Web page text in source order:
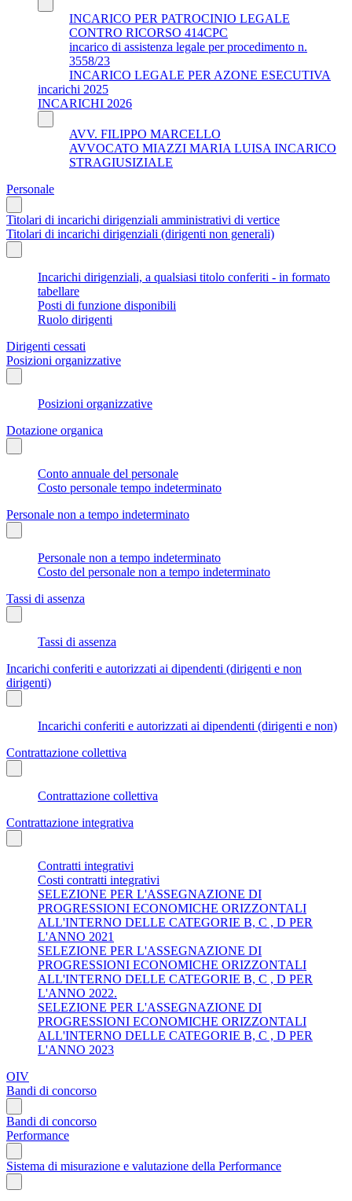
INCARICO PER PATROCINIO LEGALE
CONTRO RICORSO 414CPC
incarico di assistenza legale per procedimento n.
3558/23
INCARICO LEGALE PER AZONE ESECUTIVA
incarichi 2025
INCARICHI 2026
AVV. FILIPPO MARCELLO
AVVOCATO MIAZZI MARIA LUISA INCARICO
STRAGIUSIZIALE
Personale
Titolari di incarichi dirigenziali amministrativi di vertice
Titolari di incarichi dirigenziali (dirigenti non generali)
Incarichi dirigenziali, a qualsiasi titolo conferiti - in formato
tabellare
Posti di funzione disponibili
Ruolo dirigenti
Dirigenti cessati
Posizioni organizzative
Posizioni organizzative
Dotazione organica
Conto annuale del personale
Costo personale tempo indeterminato
Personale non a tempo indeterminato
Personale non a tempo indeterminato
Costo del personale non a tempo indeterminato
Tassi di assenza
Tassi di assenza
Incarichi conferiti e autorizzati ai dipendenti (dirigenti e non
dirigenti)
Incarichi conferiti e autorizzati ai dipendenti (dirigenti e non)
Contrattazione collettiva
Contrattazione collettiva
Contrattazione integrativa
Contratti integrativi
Costi contratti integrativi
SELEZIONE PER L'ASSEGNAZIONE DI
PROGRESSIONI ECONOMICHE ORIZZONTALI
ALL'INTERNO DELLE CATEGORIE B, C , D PER
L'ANNO 2021
SELEZIONE PER L'ASSEGNAZIONE DI
PROGRESSIONI ECONOMICHE ORIZZONTALI
ALL'INTERNO DELLE CATEGORIE B, C , D PER
L'ANNO 2022.
SELEZIONE PER L'ASSEGNAZIONE DI
PROGRESSIONI ECONOMICHE ORIZZONTALI
ALL'INTERNO DELLE CATEGORIE B, C , D PER
L'ANNO 2023
OIV
Bandi di concorso
Bandi di concorso
Performance
Sistema di misurazione e valutazione della Performance